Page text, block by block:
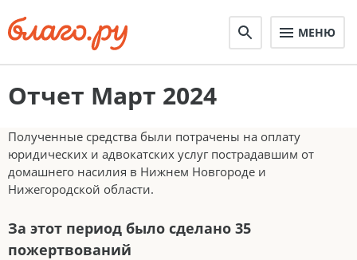
МЕНЮ
Отчет Март 2024
Полученные средства были потрачены на оплату
юридических и адвокатских услуг пострадавшим от
домашнего насилия в Нижнем Новгороде и
Нижегородской области.
За этот период было сделано 35
пожертвований